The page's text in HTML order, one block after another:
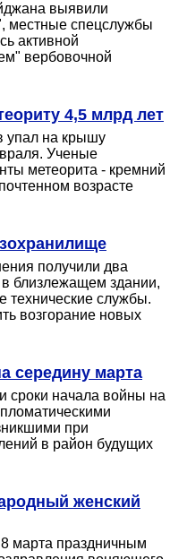
выявили
местные спецслужбы
активной
вербовочной
4,5 млрд лет
упал на крышу
Ученые
метеорита - кремний
возрасте
получили два
близлежащем здании,
технические службы.
возгорание новых
середину марта
сроки начала войны на
при
в район будущих
женский
марта праздничным